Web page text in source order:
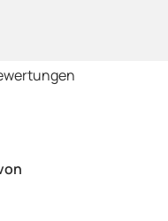
dauert obwohl